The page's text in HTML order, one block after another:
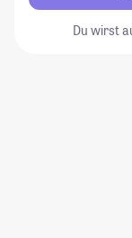
Du wirst